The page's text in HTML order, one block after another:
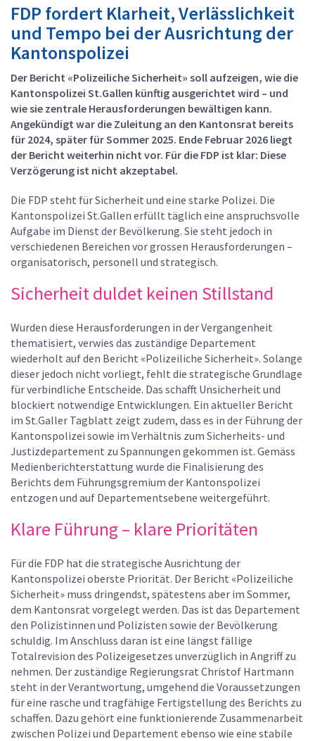
FDP fordert Klarheit, Verlässlichkeit
und Tempo bei der Ausrichtung der
Kantonspolizei
Der Bericht «Polizeiliche Sicherheit» soll aufzeigen, wie die
Kantonspolizei St.Gallen künftig ausgerichtet wird – und
wie sie zentrale Herausforderungen bewältigen kann.
Angekündigt war die Zuleitung an den Kantonsrat bereits
für 2024, später für Sommer 2025. Ende Februar 2026 liegt
der Bericht weiterhin nicht vor. Für die FDP ist klar: Diese
Verzögerung ist nicht akzeptabel.
Die FDP steht für Sicherheit und eine starke Polizei. Die
Kantonspolizei St.Gallen erfüllt täglich eine anspruchsvolle
Aufgabe im Dienst der Bevölkerung. Sie steht jedoch in
verschiedenen Bereichen vor grossen Herausforderungen –
organisatorisch, personell und strategisch.
Sicherheit duldet keinen Stillstand
Wurden diese Herausforderungen in der Vergangenheit
thematisiert, verwies das zuständige Departement
wiederholt auf den Bericht «Polizeiliche Sicherheit». Solange
dieser jedoch nicht vorliegt, fehlt die strategische Grundlage
für verbindliche Entscheide. Das schafft Unsicherheit und
blockiert notwendige Entwicklungen. Ein aktueller Bericht
im St.Galler Tagblatt zeigt zudem, dass es in der Führung der
Kantonspolizei sowie im Verhältnis zum Sicherheits- und
Justizdepartement zu Spannungen gekommen ist. Gemäss
Medienberichterstattung wurde die Finalisierung des
Berichts dem Führungsgremium der Kantonspolizei
entzogen und auf Departementsebene weitergeführt.
Klare Führung – klare Prioritäten
Für die FDP hat die strategische Ausrichtung der
Kantonspolizei oberste Priorität. Der Bericht «Polizeiliche
Sicherheit» muss dringendst, spätestens aber im Sommer,
dem Kantonsrat vorgelegt werden. Das ist das Departement
den Polizistinnen und Polizisten sowie der Bevölkerung
schuldig. Im Anschluss daran ist eine längst fällige
Totalrevision des Polizeigesetzes unverzüglich in Angriff zu
nehmen. Der zuständige Regierungsrat Christof Hartmann
steht in der Verantwortung, umgehend die Voraussetzungen
für eine rasche und tragfähige Fertigstellung des Berichts zu
schaffen. Dazu gehört eine funktionierende Zusammenarbeit
zwischen Polizei und Departement ebenso wie eine stabile